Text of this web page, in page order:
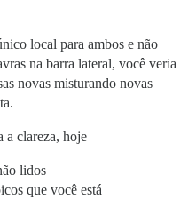
local para ambos e não
na barra lateral, você veria
novas misturando novas
a clareza, hoje
lidos
que você está